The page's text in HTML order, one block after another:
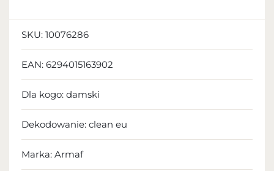
SKU: 10076286
EAN: 6294015163902
Dla kogo: damski
Dekodowanie: clean eu
Marka: Armaf